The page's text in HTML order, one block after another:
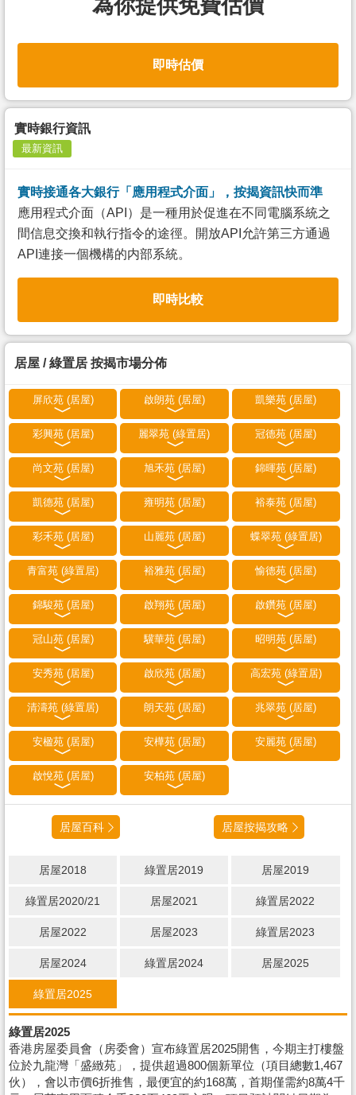
為你提供免費估價
即時估價
實時銀行資訊
最新資訊
實時接通各大銀行「應用程式介面」，按揭資訊快而準
應用程式介面（API）是一種用於促進在不同電腦系統之
間信息交換和執行指令的途徑。開放API允許第三方通過
API連接一個機構的内部系統。
即時比較
居屋 / 綠置居 按揭市場分佈
屏欣苑 (居屋) 啟朗苑 (居屋) 凱樂苑 (居屋)
彩興苑 (居屋) 麗翠苑 (綠置居) 冠德苑 (居屋)
尚文苑 (居屋) 旭禾苑 (居屋) 錦暉苑 (居屋)
凱德苑 (居屋) 雍明苑 (居屋) 裕泰苑 (居屋)
彩禾苑 (居屋) 山麗苑 (居屋) 蝶翠苑 (綠置居)
青富苑 (綠置居) 裕雅苑 (居屋) 愉德苑 (居屋)
錦駿苑 (居屋) 啟翔苑 (居屋) 啟鑽苑 (居屋)
冠山苑 (居屋) 驥華苑 (居屋) 昭明苑 (居屋)
安秀苑 (居屋) 啟欣苑 (居屋) 高宏苑 (綠置居)
清濤苑 (綠置居) 朗天苑 (居屋) 兆翠苑 (居屋)
安楹苑 (居屋) 安樺苑 (居屋) 安麗苑 (居屋)
啟悅苑 (居屋) 安柏苑 (居屋)
居屋百科 居屋按揭攻略
居屋2018 綠置居2019 居屋2019
綠置居2020/21 居屋2021 綠置居2022
居屋2022 居屋2023 綠置居2023
居屋2024 綠置居2024 居屋2025
綠置居2025
綠置居2025
香港房屋委員會（房委會）宣布綠置居2025開售，今期主打樓盤
位於九龍灣「盛緻苑」，提供超過800個新單位（項目總數1,467
伙），會以市價6折推售，最便宜的約168萬，首期僅需約8萬4千